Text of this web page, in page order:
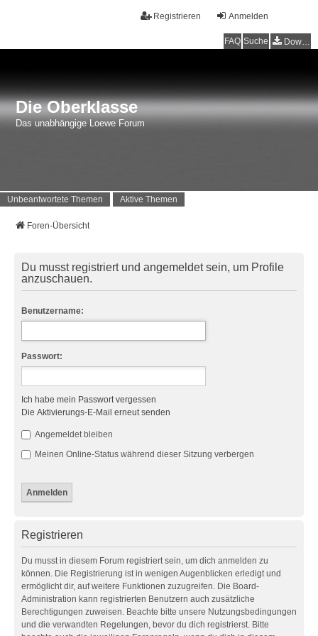
Anmelden
Registrieren
FAQ Suche Downloads
Die Oberklasse
Das unabhängige Loewe Forum
Unbeantwortete Themen Aktive Themen
Foren-Übersicht
Du musst registriert und angemeldet sein, um Profile
anzuschauen.
Benutzername:
Passwort:
Ich habe mein Passwort vergessen
Die Aktivierungs-E-Mail erneut senden
Angemeldet bleiben
Meinen Online-Status während dieser Sitzung verbergen
Registrieren
Du musst in diesem Forum registriert sein, um dich anmelden zu
können. Die Registrierung ist in wenigen Augenblicken erledigt und
ermöglicht dir, auf weitere Funktionen zuzugreifen. Die Board-
Administration kann registrierten Benutzern auch zusätzliche
Berechtigungen zuweisen. Beachte bitte unsere Nutzungsbedingungen
und die verwandten Regelungen, bevor du dich registrierst. Bitte